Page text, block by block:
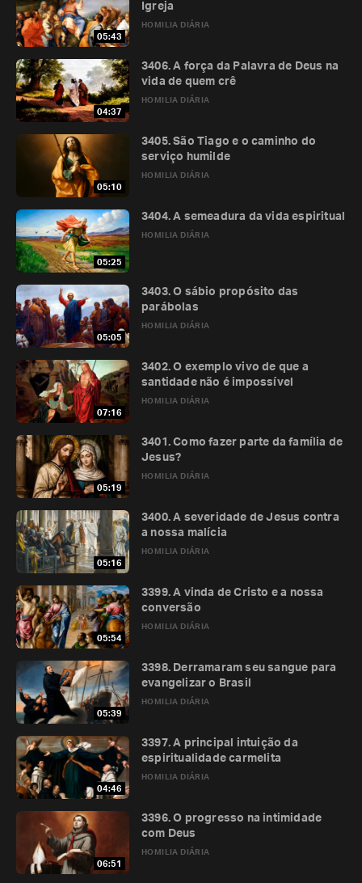
05:43
HOMILIA DIÁRIA
Igreja
04:37
HOMILIA DIÁRIA
3406. A força da Palavra de Deus na
vida de quem crê
05:10
HOMILIA DIÁRIA
3405. São Tiago e o caminho do
serviço humilde
05:25
HOMILIA DIÁRIA
3404. A semeadura da vida espiritual
05:05
HOMILIA DIÁRIA
3403. O sábio propósito das
parábolas
07:16
HOMILIA DIÁRIA
3402. O exemplo vivo de que a
santidade não é impossível
05:19
HOMILIA DIÁRIA
3401. Como fazer parte da família de
Jesus?
05:16
HOMILIA DIÁRIA
3400. A severidade de Jesus contra
a nossa malícia
05:54
HOMILIA DIÁRIA
3399. A vinda de Cristo e a nossa
conversão
05:39
HOMILIA DIÁRIA
3398. Derramaram seu sangue para
evangelizar o Brasil
04:46
HOMILIA DIÁRIA
3397. A principal intuição da
espiritualidade carmelita
06:51
HOMILIA DIÁRIA
3396. O progresso na intimidade
com Deus